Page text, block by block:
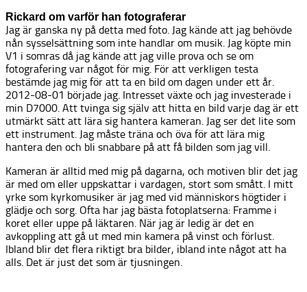
Rickard om varför han fotograferar
Jag är ganska ny på detta med foto. Jag kände att jag behövde
nån sysselsättning som inte handlar om musik. Jag köpte min
V1 i somras då jag kände att jag ville prova och se om
fotografering var något för mig. För att verkligen testa
bestämde jag mig för att ta en bild om dagen under ett år.
2012-08-01 började jag. Intresset växte och jag investerade i
min D7000. Att tvinga sig själv att hitta en bild varje dag är ett
utmärkt sätt att lära sig hantera kameran. Jag ser det lite som
ett instrument. Jag måste träna och öva för att lära mig
hantera den och bli snabbare på att få bilden som jag vill.
Kameran är alltid med mig på dagarna, och motiven blir det jag
är med om eller uppskattar i vardagen, stort som smått. I mitt
yrke som kyrkomusiker är jag med vid människors högtider i
glädje och sorg. Ofta har jag bästa fotoplatserna: Framme i
koret eller uppe på läktaren. När jag är ledig är det en
avkoppling att gå ut med min kamera på vinst och förlust.
Ibland blir det flera riktigt bra bilder, ibland inte något att ha
alls. Det är just det som är tjusningen.